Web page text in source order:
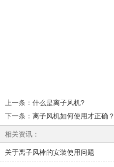
上一条 ： 什么是离子风机?
下一条 ： 离子风机如何使用才正确？
相关资讯：
关于离子风棒的安装使用问题